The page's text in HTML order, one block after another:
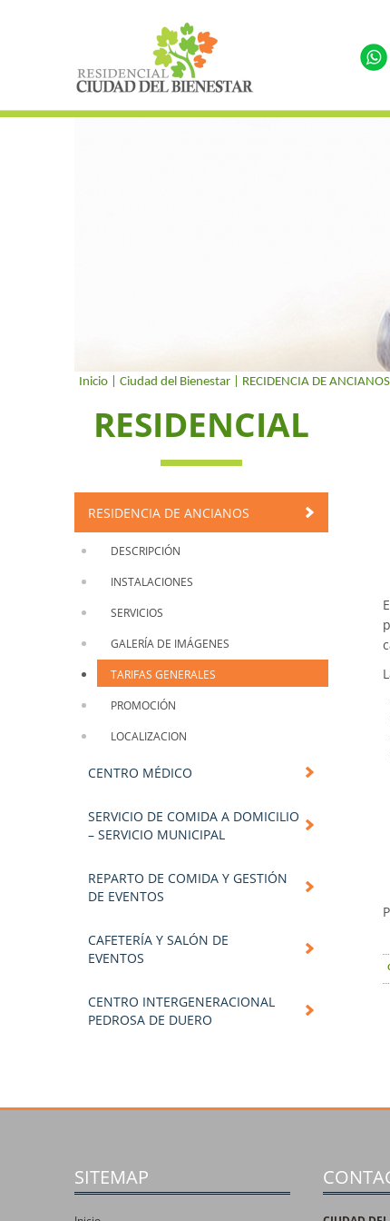
Inicio | Ciudad del Bienestar | RECIDENCIA DE ANCIANOS
RESIDENCIAL
RESIDENCIA DE ANCIANOS
DESCRIPCIÓN
INSTALACIONES
SERVICIOS
GALERÍA DE IMÁGENES
TARIFAS GENERALES
PROMOCIÓN
LOCALIZACION
CENTRO MÉDICO
SERVICIO DE COMIDA A DOMICILIO
– SERVICIO MUNICIPAL
REPARTO DE COMIDA Y GESTIÓN
DE EVENTOS
CAFETERÍA Y SALÓN DE
EVENTOS
CENTRO INTERGENERACIONAL
PEDROSA DE DUERO
SITEMAP